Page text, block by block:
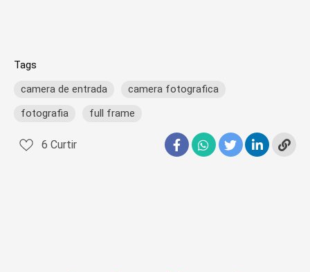
Tags
camera de entrada
camera fotografica
fotografia
full frame
6 Curtir